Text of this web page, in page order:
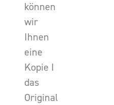
können
wir
Ihnen
eine
Kopie I
das
Original